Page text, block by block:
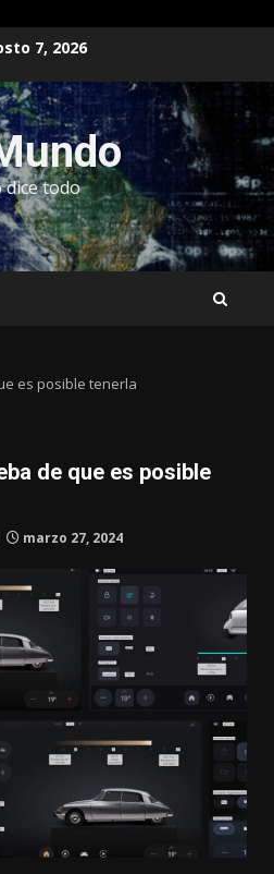
7, 2026
dice todo
es posible tenerla
de que es posible
marzo 27, 2024